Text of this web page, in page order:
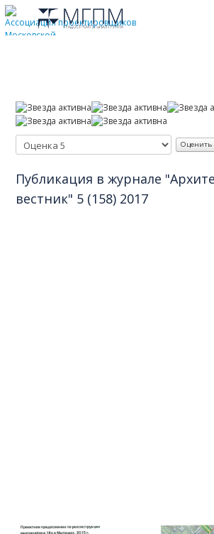
Награды
Отзывы заказчиков
Публикация в журнале
вестник" 5 (158) 2017